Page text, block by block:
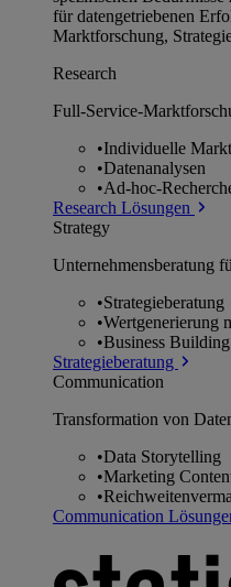
für datengetriebenen
Marktforschung,
Research
Full-Service-
•Individuelle
•Datenanalysen
•Ad-hoc-
Research Lösungen
Strategy
Unternehmens­beratung
•Strategieberatung
•Wertgenerierung
•Business Building
Strategieberatung
Communication
Transformation von
•Data Storytelling
•Marketing
•
Communication